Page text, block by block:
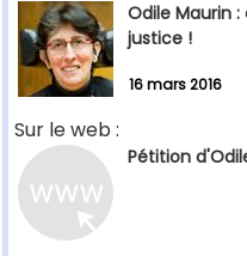
Odile Maurin :
justice !
16 mars 2016
Sur le web :
Pétition